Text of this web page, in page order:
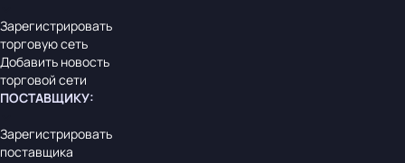
Зарегистрировать
торговую сеть
Добавить новость
торговой сети
ПОСТАВЩИКУ:
Зарегистрировать
поставщика